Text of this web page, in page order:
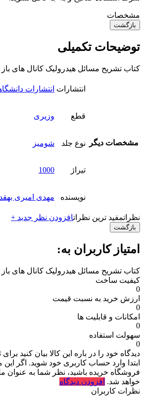
مشخصات
بازگشت
توضیحات تکمیلی
کتاب تشریح مسائل هیدرولیک کانال های باز
مشخصات دیگر
انتشارات انتشارات
قطع وزیری
نوع جلد شومیز
تیراژ 1000
نویسنده مهدی امیری
نظراتمفید ترین نظراتافزودن نظر جدید +
بازگشت
امتیاز کاربران به:
کتاب تشریح مسائل هیدرولیک کانال های باز
کیفیت ساخت
0
ارزش خرید به نسبت قیمت
0
امکانات و قابلیت ها
0
سهولت استفاده
0
دیدگاه خود را در باره این کالا بیان کنید
ابتدا وارد حساب کاربری خود شوید. اگر این
فروشگاه خریده باشید، نظر شما به
خواهد شد. افزودن دیدگاه
نظرات کاربران